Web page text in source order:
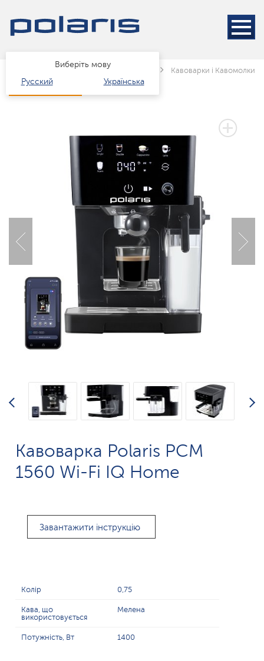
Виберіть мову
Русский
Українська
Каталог Техніка для кухні Кавоварки і Кавомолки
2 РОКИ ГАРАНТІЇ
Кавоварка Polaris PCM
1560 Wi-Fi IQ Home
Завантажити інструкцію
Колір 0,75
Кава, що
використовується
Мелена
Потужність, Вт 1400